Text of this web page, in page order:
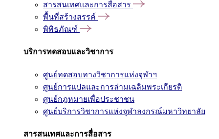
สารสนเทศและการสื่อสาร
พื้นที่สร้างสรรค์
พิพิธภัณฑ์
บริการทดสอบและวิชาการ
ศูนย์ทดสอบทางวิชาการแห่งจุฬาฯ
ศูนย์การแปลและการล่ามเฉลิมพระเกียรติ
ศูนย์กฎหมายเพื่อประชาชน
ศูนย์บริการวิชาการแห่งจุฬาลงกรณ์มหาวิทยาลัย
สารสนเทศและการสื่อสาร